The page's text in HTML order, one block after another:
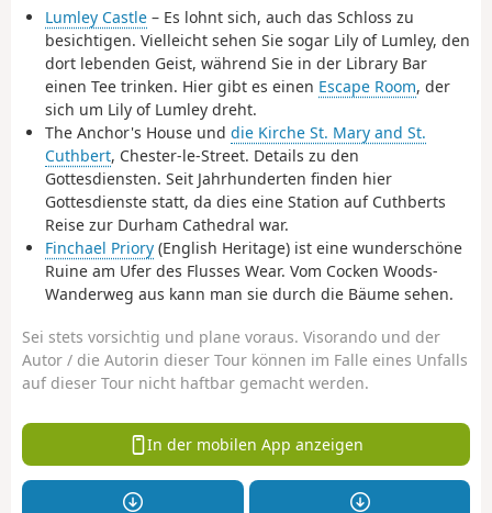
Lumley Castle – Es lohnt sich, auch das Schloss zu
besichtigen. Vielleicht sehen Sie sogar Lily of Lumley, den
dort lebenden Geist, während Sie in der Library Bar
einen Tee trinken. Hier gibt es einen Escape Room, der
sich um Lily of Lumley dreht.
The Anchor's House und die Kirche St. Mary and St.
Cuthbert, Chester-le-Street. Details zu den
Gottesdiensten. Seit Jahrhunderten finden hier
Gottesdienste statt, da dies eine Station auf Cuthberts
Reise zur Durham Cathedral war.
Finchael Priory (English Heritage) ist eine wunderschöne
Ruine am Ufer des Flusses Wear. Vom Cocken Woods-
Wanderweg aus kann man sie durch die Bäume sehen.
Sei stets vorsichtig und plane voraus. Visorando und der
Autor / die Autorin dieser Tour können im Falle eines Unfalls
auf dieser Tour nicht haftbar gemacht werden.
In der mobilen App anzeigen